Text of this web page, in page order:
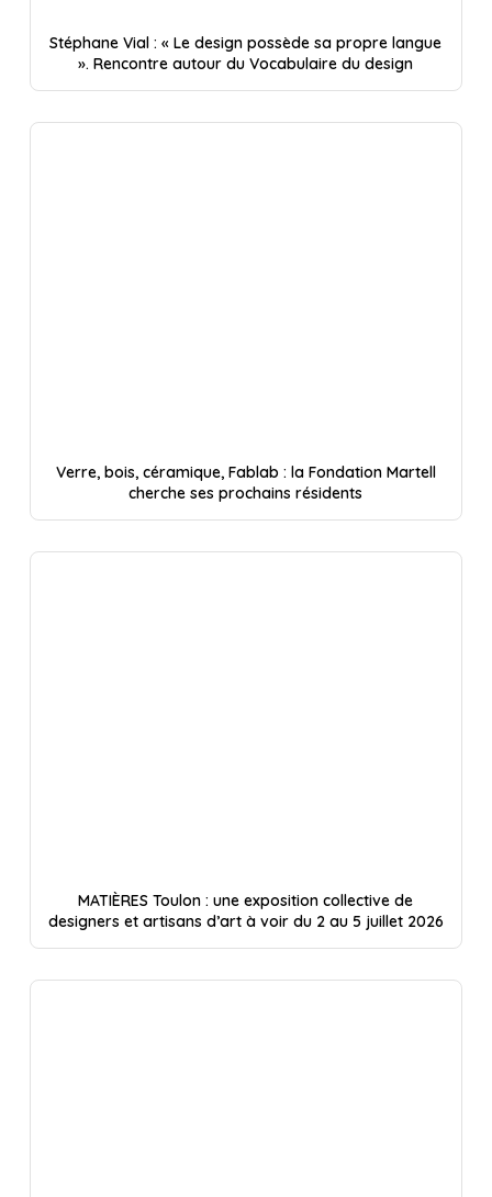
Stéphane Vial : « Le design possède sa propre langue
». Rencontre autour du Vocabulaire du design
Verre, bois, céramique, Fablab : la Fondation Martell
cherche ses prochains résidents
MATIÈRES Toulon : une exposition collective de
designers et artisans d’art à voir du 2 au 5 juillet 2026